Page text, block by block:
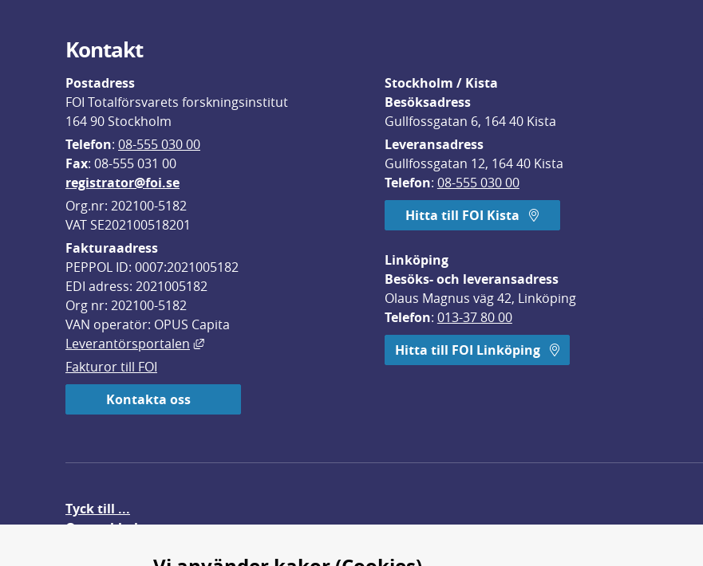
Kontakt
Postadress
FOI Totalförsvarets forskningsinstitut
164 90 Stockholm
Telefon: 08-555 030 00
Fax: 08-555 031 00
registrator@foi.se
Org.nr: 202100-5182
VAT SE202100518201
Fakturaadress
PEPPOL ID: 0007:2021005182
EDI adress: 2021005182
Org nr: 202100-5182
VAN operatör: OPUS Capita
Leverantörsportalen
Länk till annan webbplats, öppnas i nytt fönster.
Fakturor till FOI
Kontakta oss
Stockholm / Kista
Besöksadress
Gullfossgatan 6, 164 40 Kista
Leveransadress
Gullfossgatan 12, 164 40 Kista
Telefon: 08-555 030 00
Hitta till FOI Kista
Linköping
Besöks- och leveransadress
Olaus Magnus väg 42, Linköping
Telefon: 013-37 80 00
Hitta till FOI Linköping
Tyck till ...
Om webbplatsen